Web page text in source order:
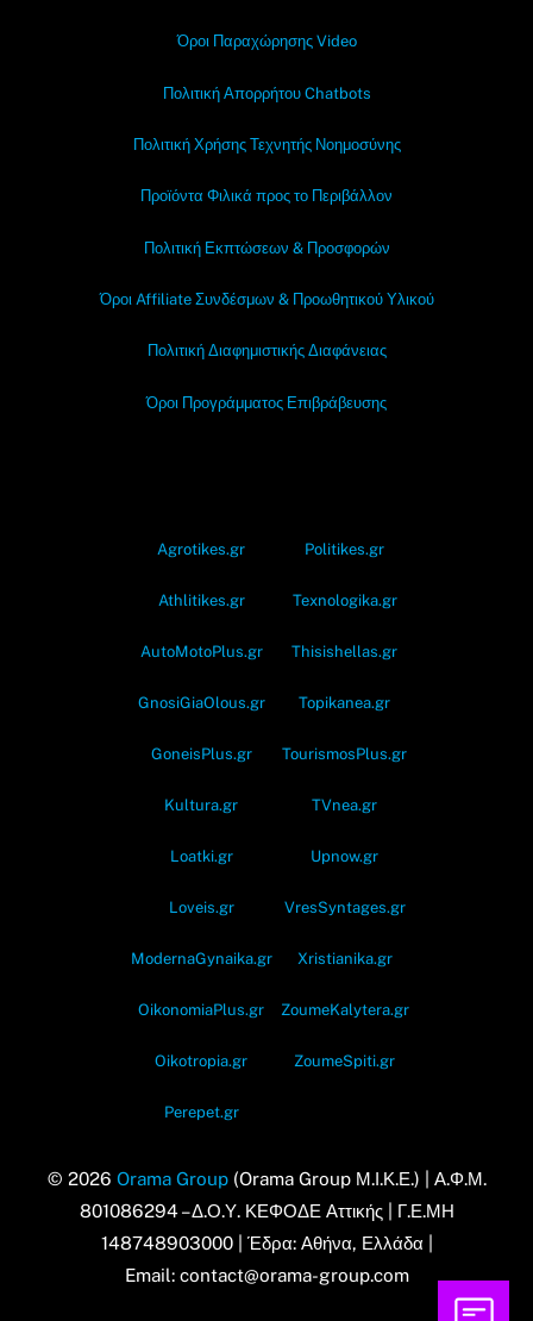
Όροι Παραχώρησης Video
Πολιτική Απορρήτου Chatbots
Πολιτική Χρήσης Τεχνητής Νοημοσύνης
Προϊόντα Φιλικά προς το Περιβάλλον
Πολιτική Εκπτώσεων & Προσφορών
Όροι Affiliate Συνδέσμων & Προωθητικού Υλικού
Πολιτική Διαφημιστικής Διαφάνειας
Όροι Προγράμματος Επιβράβευσης
Agrotikes.gr Politikes.gr
Athlitikes.gr Texnologika.gr
AutoMotoPlus.gr Thisishellas.gr
GnosiGiaOlous.gr Topikanea.gr
GoneisPlus.gr TourismosPlus.gr
Kultura.gr TVnea.gr
Loatki.gr Upnow.gr
Loveis.gr VresSyntages.gr
ModernaGynaika.gr Xristianika.gr
OikonomiaPlus.gr ZoumeKalytera.gr
Oikotropia.gr ZoumeSpiti.gr
Perepet.gr
© 2026 Orama Group(Orama Group Μ.Ι.Κ.Ε.) | Α.Φ.Μ.
801086294 – Δ.Ο.Υ. ΚΕΦΟΔΕ Αττικής | Γ.Ε.ΜΗ
148748903000 | Έδρα: Αθήνα, Ελλάδα |
Email: contact@orama-group.com